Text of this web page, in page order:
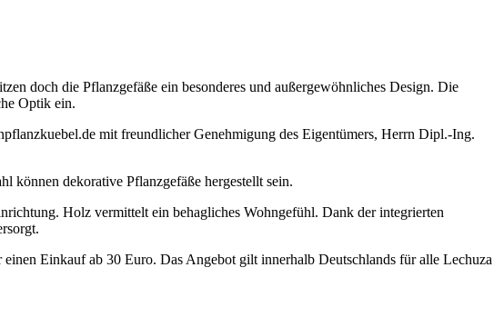
doch die Pflanzgefäße ein besonderes und außergewöhnliches Design. Die
Optik ein.
mit freundlicher Genehmigung des Eigentümers, Herrn Dipl.-Ing.
können dekorative Pflanzgefäße hergestellt sein.
Holz vermittelt ein behagliches Wohngefühl. Dank der integrierten
Einkauf ab 30 Euro. Das Angebot gilt innerhalb Deutschlands für alle Lechuza